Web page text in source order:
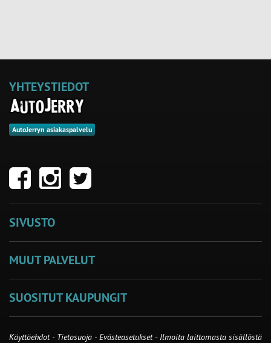
YHTEYSTIEDOT
AutoJerryn asiakaspalvelu
SIVUSTO
MUUT PALVELUT
SUOSITUT KAUPUNGIT
Käyttöehdot - Tietosuoja -Evästeasetukset- Ilmoita laittomasta sisällöstä